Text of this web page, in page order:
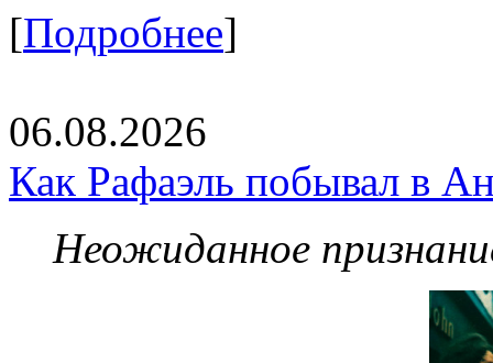
[Подробнее]
06.08.2026
Как Рафаэль побывал в
Неожиданное